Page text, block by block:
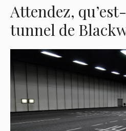
Attendez,
tunnel de